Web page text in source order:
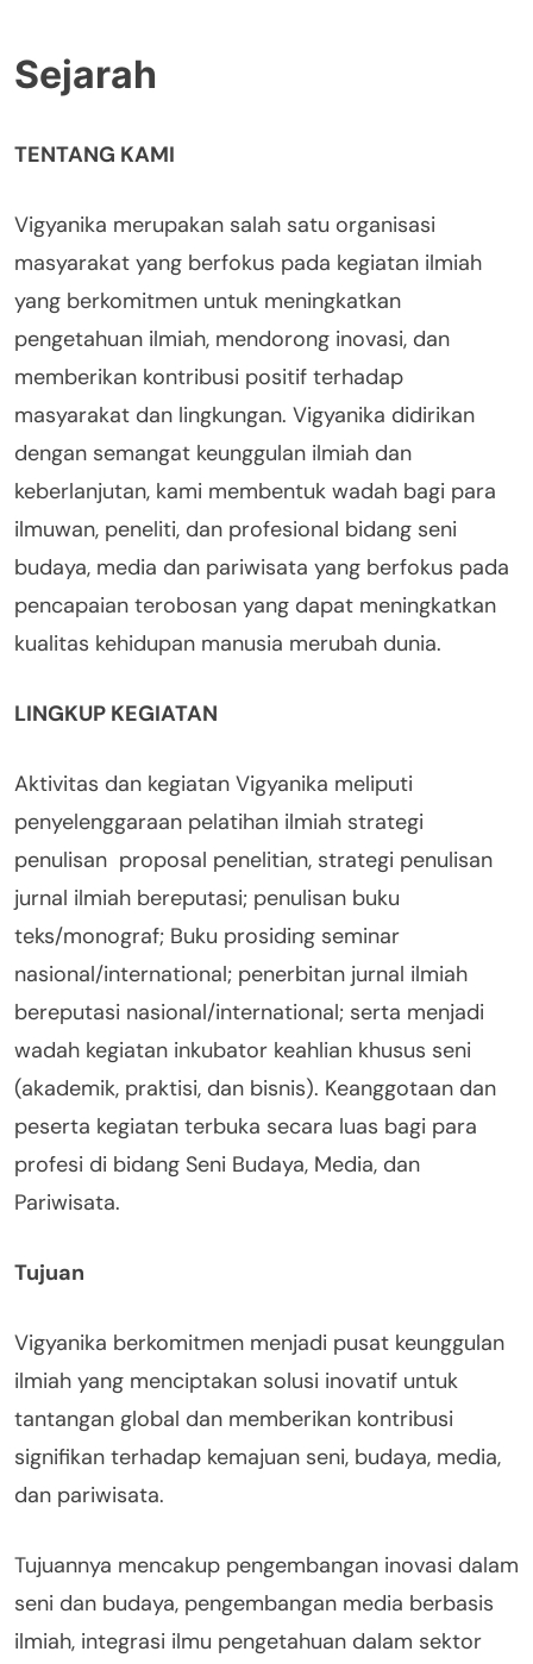
Sejarah
TENTANG KAMI
Vigyanika merupakan salah satu organisasi
masyarakat yang berfokus pada kegiatan ilmiah
yang berkomitmen untuk meningkatkan
pengetahuan ilmiah, mendorong inovasi, dan
memberikan kontribusi positif terhadap
masyarakat dan lingkungan. Vigyanika didirikan
dengan semangat keunggulan ilmiah dan
keberlanjutan, kami membentuk wadah bagi para
ilmuwan, peneliti, dan profesional bidang seni
budaya, media dan pariwisata yang berfokus pada
pencapaian terobosan yang dapat meningkatkan
kualitas kehidupan manusia merubah dunia.
LINGKUP KEGIATAN
Aktivitas dan kegiatan Vigyanika meliputi
penyelenggaraan pelatihan ilmiah strategi
penulisan proposal penelitian, strategi penulisan
jurnal ilmiah bereputasi; penulisan buku
teks/monograf; Buku prosiding seminar
nasional/international; penerbitan jurnal ilmiah
bereputasi nasional/international; serta menjadi
wadah kegiatan inkubator keahlian khusus seni
(akademik, praktisi, dan bisnis). Keanggotaan dan
peserta kegiatan terbuka secara luas bagi para
profesi di bidang Seni Budaya, Media, dan
Pariwisata.
Tujuan
Vigyanika berkomitmen menjadi pusat keunggulan
ilmiah yang menciptakan solusi inovatif untuk
tantangan global dan memberikan kontribusi
signifikan terhadap kemajuan seni, budaya, media,
dan pariwisata.
Tujuannya mencakup pengembangan inovasi dalam
seni dan budaya, pengembangan media berbasis
ilmiah, integrasi ilmu pengetahuan dalam sektor